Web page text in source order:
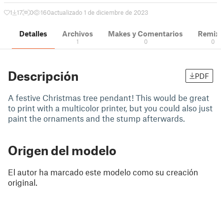
1 17 0 160actualizado 1 de diciembre de 2023
Detalles Archivos
1
Makes y Comentarios
0 0
Descripción PDF
A festive Christmas tree pendant! This would be great
to print with a multicolor printer, but you could also just
paint the ornaments and the stump afterwards.
Origen del modelo
El autor ha marcado este modelo como su creación
original.